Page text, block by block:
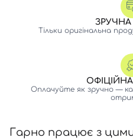
Тільки оригінальна
Оплачуйте як зручно —
Гарно працює з